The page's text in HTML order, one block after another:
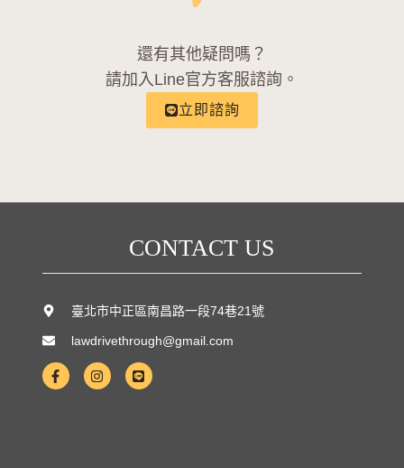
還有其他疑問嗎？
請加入Line官方客服諮詢。
立即諮詢
CONTACT US
臺北市中正區南昌路一段74巷21號
lawdrivethrough@gmail.com